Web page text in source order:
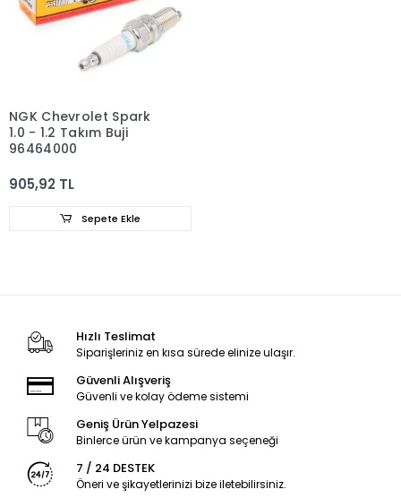
NGK Chevrolet Spark
1.0 - 1.2 Takım Buji
96464000
905,92 TL
Sepete Ekle
Hızlı Teslimat
Siparişleriniz en kısa sürede elinize ulaşır.
Güvenli Alışveriş
Güvenli ve kolay ödeme sistemi
Geniş Ürün Yelpazesi
Binlerce ürün ve kampanya seçeneği
7 / 24 DESTEK
Öneri ve şikayetlerinizi bize iletebilirsiniz.